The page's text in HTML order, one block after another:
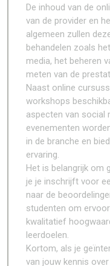
De inhoud van de
van de provider en
algemeen zullen
behandelen zoals
media, het beheren
meten van de
Naast online
workshops
aspecten van social
evenementen
in de branche en
ervaring.
Het is belangrijk om
je je inschrijft voor
naar de
studenten om
kwalitatief
leerdoelen.
Kortom, als je
van jouw kennis